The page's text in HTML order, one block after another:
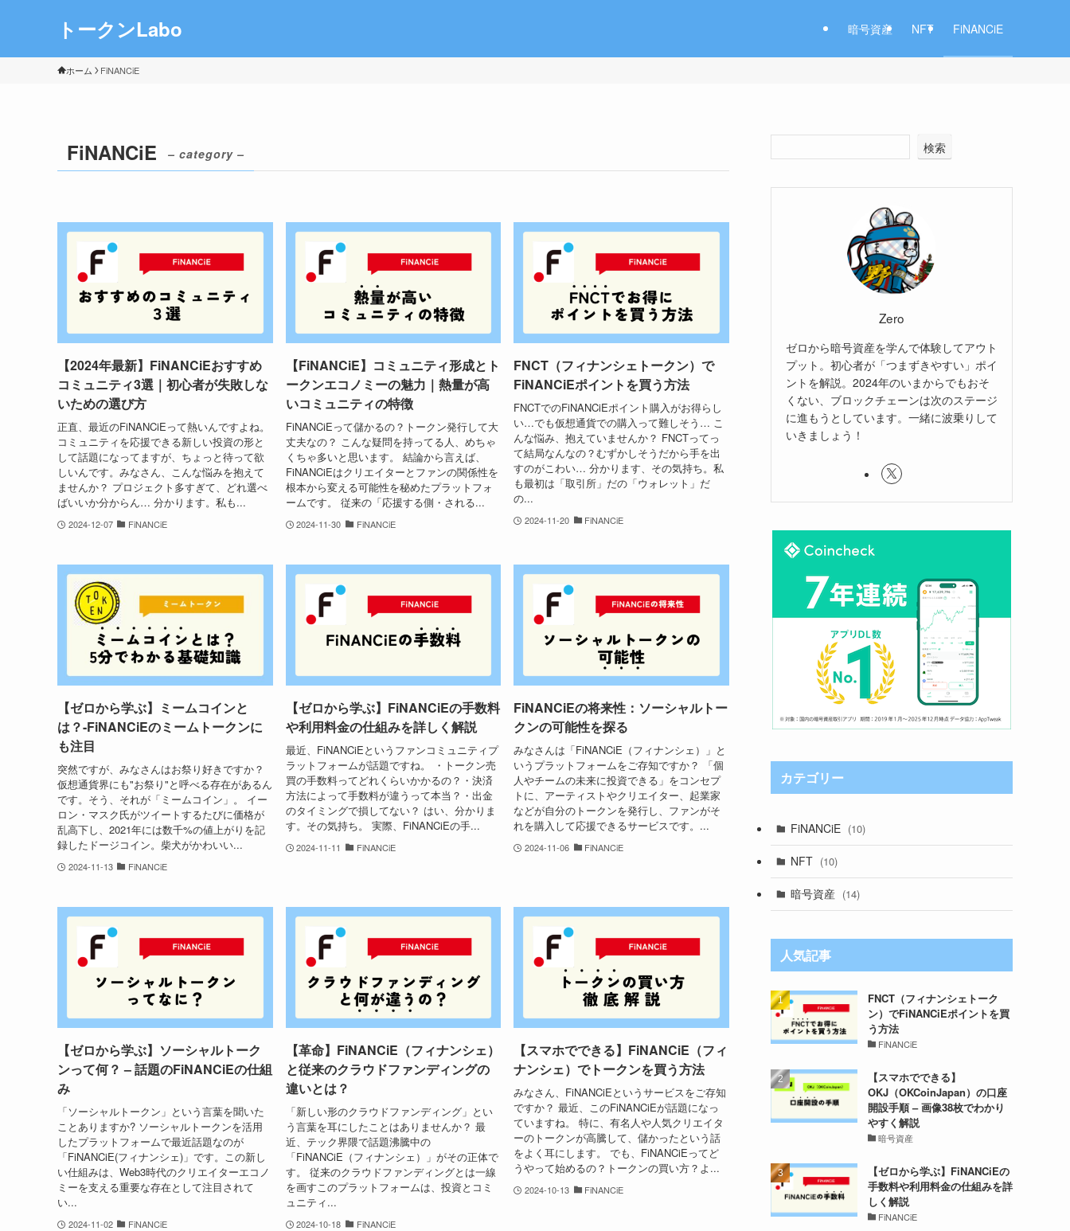
トークンLabo 暗号資産 NFT FiNANCiE
ホーム FiNANCiE
FiNANCiE – category –
【2024年最新】FiNANCiEおすすめ
コミュニティ3選｜初心者が失敗しな
いための選び方
正直、最近のFiNANCiEって熱いんですよね。
コミュニティを応援できる新しい投資の形と
して話題になってますが、ちょっと待って欲
しいんです。みなさん、こんな悩みを抱えて
ませんか？ プロジェクト多すぎて、どれ選べ
ばいいか分からん… 分かります。私も...
2024-12-07 FiNANCiE
【FiNANCiE】コミュニティ形成とト
ークンエコノミーの魅力｜熱量が高
いコミュニティの特徴
FiNANCiEって儲かるの？トークン発行して大
丈夫なの？ こんな疑問を持ってる人、めちゃ
くちゃ多いと思います。 結論から言えば、
FiNANCiEはクリエイターとファンの関係性を
根本から変える可能性を秘めたプラットフォ
ームです。 従来の「応援する側・される...
2024-11-30 FiNANCiE
FNCT（フィナンシェトークン）で
FiNANCiEポイントを買う方法
FNCTでのFiNANCiEポイント購入がお得らし
い…でも仮想通貨での購入って難しそう… こ
んな悩み、抱えていませんか？ FNCTってっ
て結局なんなの？むずかしそうだから手を出
すのがこわい… 分かります、その気持ち。私
も最初は「取引所」だの「ウォレット」だ
の...
2024-11-20 FiNANCiE
【ゼロから学ぶ】ミームコインと
は？-FiNANCiEのミームトークンに
も注目
突然ですが、みなさんはお祭り好きですか？
仮想通貨界にも"お祭り"と呼べる存在があるん
です。そう、それが「ミームコイン」。 イー
ロン・マスク氏がツイートするたびに価格が
乱高下し、2021年には数千%の値上がりを記
録したドージコイン。柴犬がかわいい...
2024-11-13 FiNANCiE
【ゼロから学ぶ】FiNANCiEの手数料
や利用料金の仕組みを詳しく解説
最近、FiNANCiEというファンコミュニティプ
ラットフォームが話題ですね。 ・トークン売
買の手数料ってどれくらいかかるの？・決済
方法によって手数料が違うって本当？・出金
のタイミングで損してない？ はい、分かりま
す。その気持ち。 実際、FiNANCiEの手...
2024-11-11 FiNANCiE
FiNANCiEの将来性：ソーシャルトー
クンの可能性を探る
みなさんは「FiNANCiE（フィナンシェ）」と
いうプラットフォームをご存知ですか？ 「個
人やチームの未来に投資できる」をコンセプ
トに、アーティストやクリエイター、起業家
などが自分のトークンを発行し、ファンがそ
れを購入して応援できるサービスです。...
2024-11-06 FiNANCiE
【ゼロから学ぶ】ソーシャルトーク
ンって何？ – 話題のFiNANCiEの仕組
み
「ソーシャルトークン」という言葉を聞いた
ことありますか? ソーシャルトークンを活用
したプラットフォームで最近話題なのが
「FiNANCiE(フィナンシェ)」です。この新し
い仕組みは、Web3時代のクリエイターエコノ
ミーを支える重要な存在として注目されて
い...
2024-11-02 FiNANCiE
【革命】FiNANCiE（フィナンシェ）
と従来のクラウドファンディングの
違いとは？
「新しい形のクラウドファンディング」とい
う言葉を耳にしたことはありませんか？ 最
近、テック界隈で話題沸騰中の
「FiNANCiE（フィナンシェ）」がその正体で
す。 従来のクラウドファンディングとは一線
を画すこのプラットフォームは、投資とコミ
ュニティ...
2024-10-18 FiNANCiE
【スマホでできる】FiNANCiE（フィ
ナンシェ）でトークンを買う方法
みなさん、FiNANCiEというサービスをご存知
ですか？ 最近、このFiNANCiEが話題になっ
ていますね。 特に、有名人や人気クリエイタ
ーのトークンが高騰して、儲かったという話
をよく耳にします。 でも、FiNANCiEってど
うやって始めるの？トークンの買い方？よ...
2024-10-13 FiNANCiE
検索
Zero
ゼロから暗号資産を学んで体験してアウト
プット。初心者が「つまずきやすい」ポイ
ントを解説。2024年のいまからでもおそ
くない、ブロックチェーンは次のステージ
に進もうとしています。一緒に波乗りして
いきましょう！
カテゴリー
FiNANCiE (10)
NFT (10)
暗号資産 (14)
人気記事
FNCT（フィナンシェトーク
ン）でFiNANCiEポイントを買
う方法
FiNANCiE
【スマホでできる】
OKJ（OKCoinJapan）の口座
開設手順 – 画像38枚でわかり
やすく解説
暗号資産
【ゼロから学ぶ】FiNANCiEの
手数料や利用料金の仕組みを詳
しく解説
FiNANCiE